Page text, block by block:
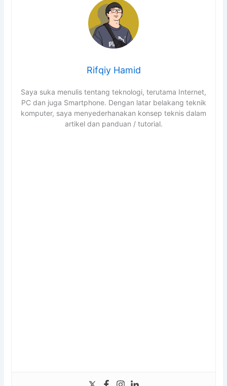
Rifqiy Hamid
Saya suka menulis tentang teknologi, terutama Internet,
PC dan juga Smartphone. Dengan latar belakang teknik
komputer, saya menyederhanakan konsep teknis dalam
artikel dan panduan / tutorial.